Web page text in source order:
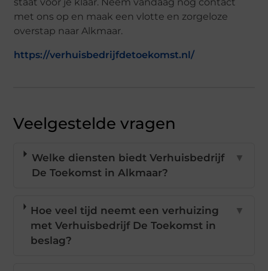
staat voor je klaar. Neem vandaag nog contact
met ons op en maak een vlotte en zorgeloze
overstap naar Alkmaar.
https://verhuisbedrijfdetoekomst.nl/
Veelgestelde vragen
Welke diensten biedt Verhuisbedrijf
De Toekomst in Alkmaar?
▼
Hoe veel tijd neemt een verhuizing
met Verhuisbedrijf De Toekomst in
beslag?
▼